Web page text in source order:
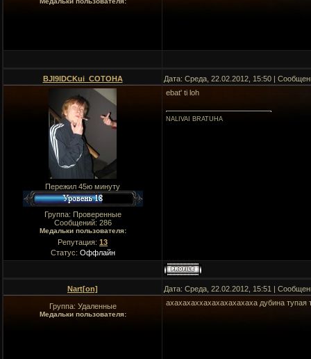
BJI9IDCKui_COTOHA Дата: Среда, 22.02.2012, 15:50 |
Пережил 45ю минуту
Группа: Проверенные
Сообщений: 286
Медальки пользователя:
Репутация: 13
Статус: Оффлайн
ebat' ti loh
NALIVAI BRATUHA
Nart[on] Дата: Среда, 22.02.2012, 15:51 |
Группа: Удаленные
Медальки пользователя:
ахахахаххахахахахахаха дубина тупая